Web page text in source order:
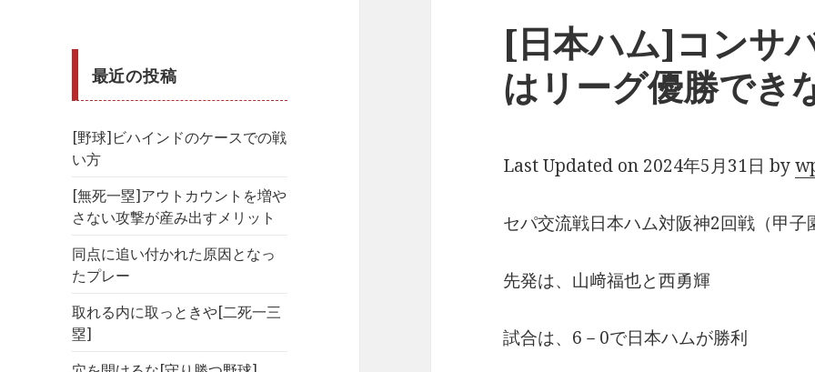
最近の投稿
[野球]ビハインドのケースでの戦
い方
[無死一塁]アウトカウントを増や
さない攻撃が産み出すメリット
同点に追い付かれた原因となっ
たプレー
取れる内に取っときや[二死一三
塁]
[日本ハム]コンサ
はリーグ優勝でき
Last Updated on 2024年5月31日 by
セパ交流戦日本ハム対阪神2回戦（甲子
先発は、山﨑福也と西勇輝
試合は、6－0で日本ハムが勝利